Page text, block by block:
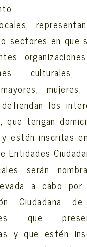
sectores en que
culturales,
mujeres,
los
que tengan
estén inscritas
Entidades
serán
a cabo
Ciudadana
que
y que estén